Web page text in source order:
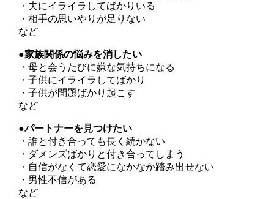
・夫にイライラしてばかりいる
・相手の思いやりが足りない
など
●家族関係の悩みを消したい
・母と会うたびに嫌な気持ちになる
・子供にイライラしてばかり
・子供が問題ばかり起こす
など
●パートナーを見つけたい
・誰と付き合っても長く続かない
・ダメンズばかりと付き合ってしまう
・自信がなくて恋愛になかなか踏み出せない
・男性不信がある
など